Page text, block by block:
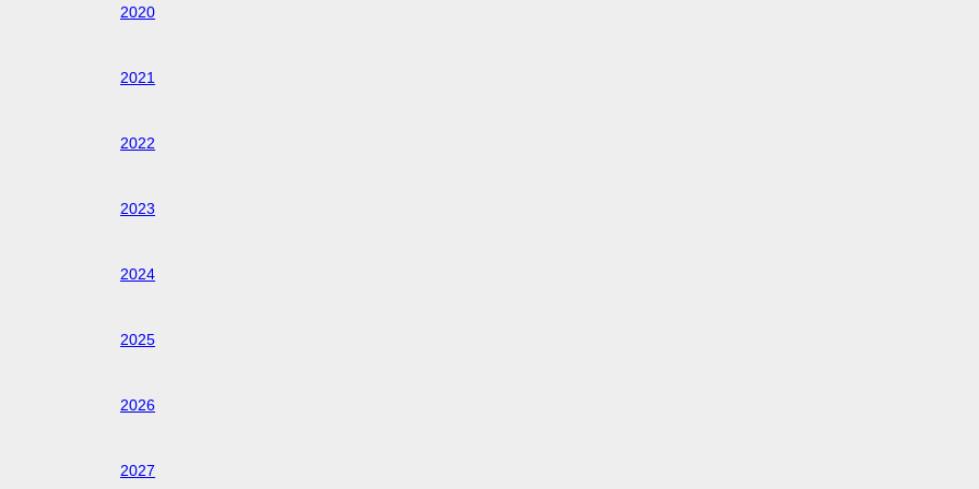
2020
2021
2022
2023
2024
2025
2026
2027